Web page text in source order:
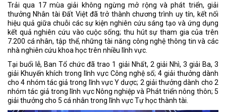
Trải qua 17 mùa giải không ngừng mở rộng và phát triển, giải
thưởng Nhân tài Đất Việt đã trở thành chương trình uy tín, kết nối
hiệu quả giữa chuỗi các sự kiện nghiên cứu sáng tạo và ứng dụng
kết quả nghiên cứu vào cuộc sống; thu hút sự tham gia của trên
7.200 cá nhân, tập thể, những tài năng công nghệ thông tin và các
nhà nghiên cứu khoa học trên nhiều lĩnh vực.
Tại buổi lễ, Ban Tổ chức đã trao 1 giải Nhất, 2 giải Nhì, 3 giải Ba, 3
giải Khuyến khích trong lĩnh vực Công nghệ số; 4 giải thưởng dành
cho 4 nhóm tác giả trong lĩnh vực Y dược; 2 giải thưởng dành cho 2
nhóm tác giả trong lĩnh vực Nông nghiệp và Phát triển nông thôn; 5
giải thưởng cho 5 cá nhân trong lĩnh vực Tự học thành tài.